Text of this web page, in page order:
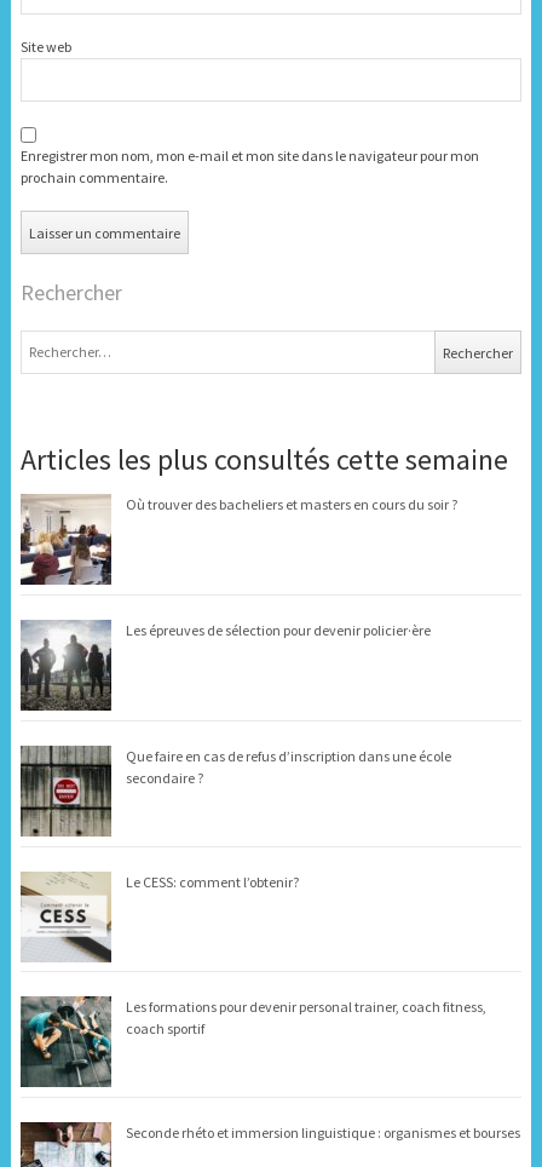
Site web
Enregistrer mon nom, mon e-mail et mon site dans le navigateur pour mon
prochain commentaire.
Rechercher
Articles les plus consultés cette semaine
Où trouver des bacheliers et masters en cours du soir ?
Les épreuves de sélection pour devenir policier·ère
Que faire en cas de refus d’inscription dans une école
secondaire ?
Le CESS: comment l’obtenir?
Les formations pour devenir personal trainer, coach fitness,
coach sportif
Seconde rhéto et immersion linguistique : organismes et bourses